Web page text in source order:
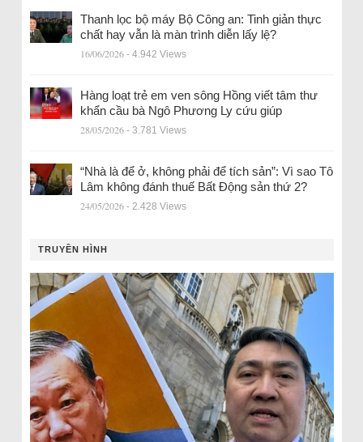
Thanh lọc bộ máy Bộ Công an: Tinh giản thực
chất hay vẫn là màn trình diễn lấy lệ?
16/06/2026 - 4.942 Views
Hàng loạt trẻ em ven sông Hồng viết tâm thư
khẩn cầu bà Ngô Phương Ly cứu giúp
28/05/2026 - 3.781 Views
“Nhà là để ở, không phải để tích sản”: Vì sao Tô
Lâm không đánh thuế Bất Động sản thứ 2?
24/05/2026 - 2.428 Views
TRUYỀN HÌNH